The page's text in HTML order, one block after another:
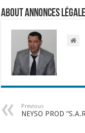
About Annonces
Previous
NEYSO PROD